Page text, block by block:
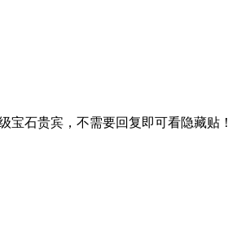
宝石贵宾，不需要回复即可看隐藏贴！